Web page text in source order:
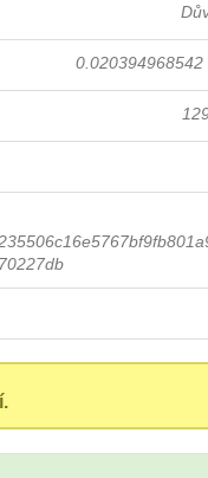
0.020394968542